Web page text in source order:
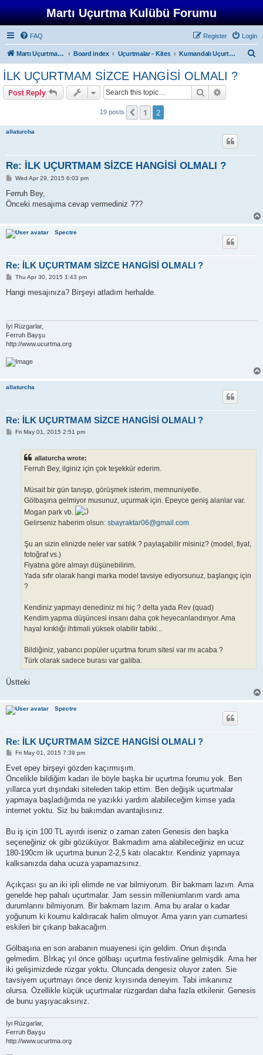
Martı Uçurtma Kulübü Forumu
FAQ Login
Register
Martı Uçurtma Kulübü Board index Uçurtmalar - Kites Kumandalı Uçurtmalar - Stunt Kites
İLK UÇURTMAM SİZCE HANGİSİ OLMALI ?
Post Reply Search
19 posts Previous
1 2
allaturcha
Re: İLK UÇURTMAM SİZCE HANGİSİ OLMALI ?
P
s
Wed Apr 29, 2015 6:03 pm
Ferruh Bey,
Önceki mesajıma cevap vermediniz ???
Spectre
Re: İLK UÇURTMAM SİZCE HANGİSİ OLMALI ?
P
s
Thu Apr 30, 2015 1:43 pm
Hangi mesajınıza? Birşeyi atladım herhalde.
İyi Rüzgarlar,
Ferruh Bayşu
http://www.ucurtma.org
allaturcha
Re: İLK UÇURTMAM SİZCE HANGİSİ OLMALI ?
PFri May 01, 2015 2:51 pm
allaturcha wrote:
Ferruh Bey, ilginiz için çok teşekkür ederim.
Müsait bir gün tanışıp, görüşmek isterim, memnuniyetle.
Gölbaşına gelmiyor musunuz, uçurmak için. Epeyce geniş alanlar var.
Mogan park vb.
Gelirseniz haberim olsun: sbayraktar06@gmail.com
Şu an sizin elinizde neler var satılık ? paylaşabilir misiniz? (model, fiyat,
fotoğraf vs.)
Fiyatına göre almayı düşünebilirim.
Yada sıfır olarak hangi marka model tavsiye ediyorsunuz, başlangıç için
?
Kendiniz yapmayı denediniz mi hiç ? delta yada Rev (quad)
Kendim yapma düşüncesi insanı daha çok heyecanlandırıyor. Ama
hayal kırıklığı ihtimali yüksek olabilir tabiki...
Bildiğiniz, yabancı popüler uçurtma forum sitesi var mı acaba ?
Türk olarak sadece burası var galiba.
Üstteki
Spectre
Re: İLK UÇURTMAM SİZCE HANGİSİ OLMALI ?
P
s
Fri May 01, 2015 7:39 pm
Evet epey birşeyi gözden kaçırmışım.
Öncelikle bildiğim kadarı ile böyle başka bir uçurtma forumu yok. Ben
yıllarca yurt dışındaki siteleden takip ettim. Ben değişik uçurtmalar
yapmaya başladığımda ne yazıkki yardım alabileceğim kimse yada
internet yoktu. Siz bu bakımdan avantajlısınız.
Bu iş için 100 TL ayırdı iseniz o zaman zaten Genesis den başka
seçeneğiniz ok gibi gözüküyor. Bakmadım ama alabileceğiniz en ucuz
180-190cm lik uçurtma bunun 2-2,5 katı olacaktır. Kendiniz yapmaya
kalksanızda daha ucuza yapamazsınız.
Açıkçası şu an iki ipli elimde ne var bilmiyorum. Bir bakmam lazım. Ama
genelde hep pahalı uçurtmalar. Jam sessin milleniumlarım vardı ama
durumlarını bilmiyorum. Bir bakmam lazım. Ama bu aralar o kadar
yoğunum ki koumu kaldıracak halim olmuyor. Ama yarın yan cumartesi
eskileri bir çıkarıp bakacağım.
Gölbaşına en son arabanın muayenesi için geldim. Onun dışında
gelmedim. Bİrkaç yıl önce gölbaşı uçurtma festivaline gelmişdik. Ama her
iki gelişimizdede rüzgar yoktu. Oluncada dengesiz oluyor zaten. Sie
tavsiyem uçurtmayı önce deniz kıyısında deneyim. Tabi imkanınız
olursa. Özellikle küçük uçurtmalar rüzgardan daha fazla etkilenir. Genesis
de bunu yaşıyacaksınız.
İyi Rüzgarlar,
Ferruh Bayşu
http://www.ucurtma.org